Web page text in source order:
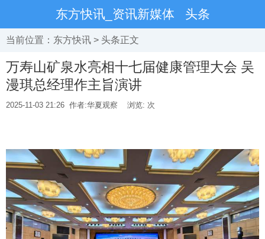
东方快讯_资讯新媒体 头条
当前位置： 东方快讯 > 头条正文
万寿山矿泉水亮相十七届健康管理大会 吴
漫琪总经理作主旨演讲
2025-11-03 21:26 作者:华夏观察 浏览: 次